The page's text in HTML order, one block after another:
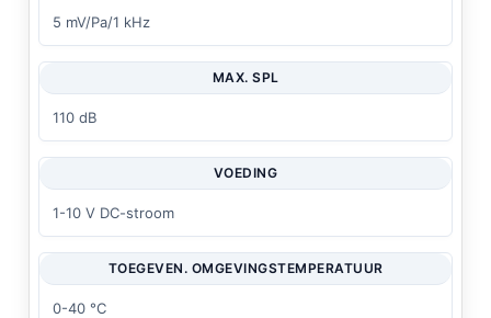
5 mV/Pa/1 kHz
MAX. SPL
110 dB
VOEDING
1-10 V DC-stroom
TOEGEVEN. OMGEVINGSTEMPERATUUR
0-40 °C